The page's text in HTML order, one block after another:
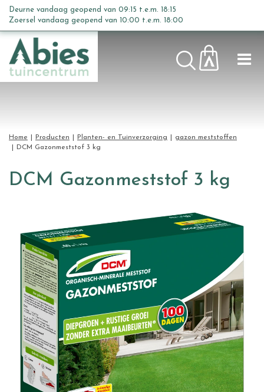
n
Home Producten Planten- en Tuinverzorging
gazon meststoffen
DCM Gazonmeststof 3 kg
Deurne vandaag geopend van 09:15 t.e.m. 18:15
Zoersel vandaag geopend van 10:00 t.e.m. 18:00
DCM Gazonmeststof 3 kg